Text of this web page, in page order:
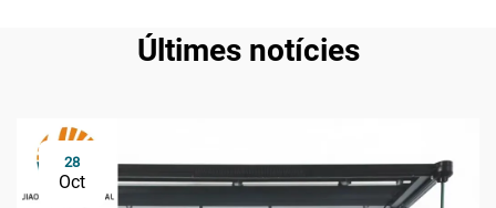
Últimes notícies
28
Oct